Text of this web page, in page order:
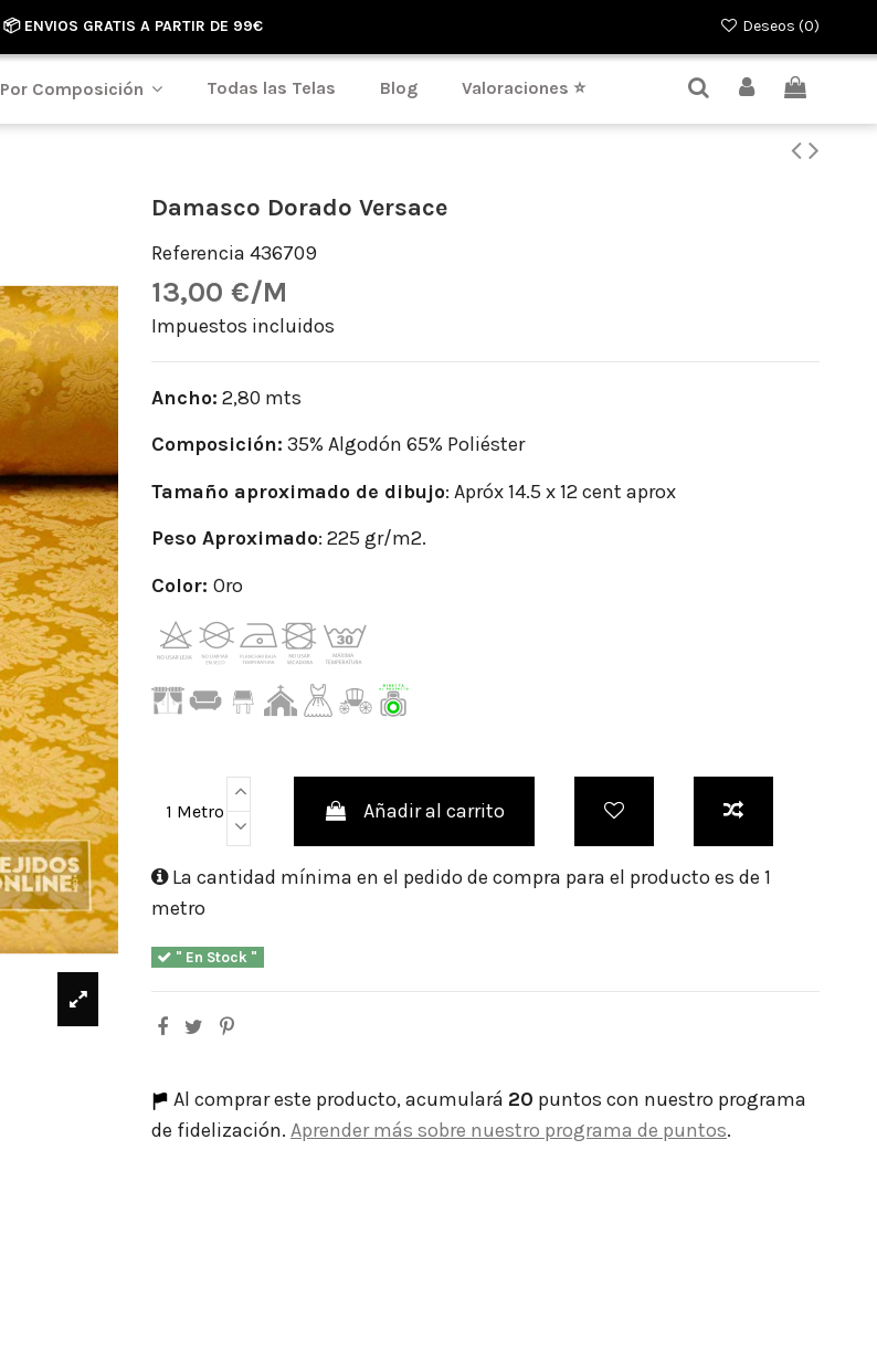
📦 ENVIOS GRATIS A PARTIR DE 99€ Deseos (0)
Por Composición Todas las Telas Blog Valoraciones ⭐
Damasco Dorado Versace
Referencia 436709
13,00 €/M
Impuestos incluidos
Ancho: 2,80 mts
Composición: 35% Algodón 65% Poliéster
Tamaño aproximado de dibujo: Apróx 14.5 x 12 cent aprox
Peso Aproximado: 225 gr/m2.
Color: Oro
1 Metro Añadir al carrito
La cantidad mínima en el pedido de compra para el producto es de 1
metro
" En Stock "
Al comprar este producto, acumulará 20 puntos con nuestro programa
de fidelización. Aprender más sobre nuestro programa de puntos.